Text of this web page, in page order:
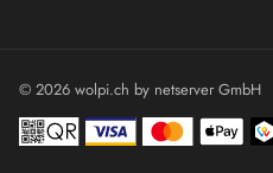
© 2026 wolpi.ch by netserver GmbH